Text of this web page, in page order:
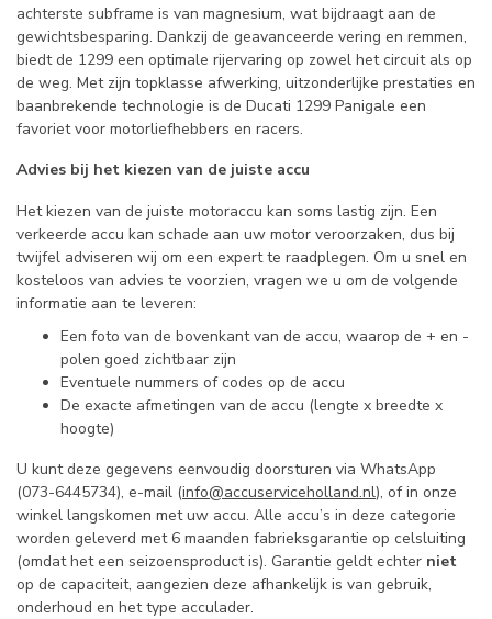
achterste subframe is van magnesium, wat bijdraagt aan de
gewichtsbesparing. Dankzij de geavanceerde vering en remmen,
biedt de 1299 een optimale rijervaring op zowel het circuit als op
de weg. Met zijn topklasse afwerking, uitzonderlijke prestaties en
baanbrekende technologie is de Ducati 1299 Panigale een
favoriet voor motorliefhebbers en racers.
Advies bij het kiezen van de juiste accu
Het kiezen van de juiste motoraccu kan soms lastig zijn. Een
verkeerde accu kan schade aan uw motor veroorzaken, dus bij
twijfel adviseren wij om een expert te raadplegen. Om u snel en
kosteloos van advies te voorzien, vragen we u om de volgende
informatie aan te leveren:
Een foto van de bovenkant van de accu, waarop de + en -
polen goed zichtbaar zijn
Eventuele nummers of codes op de accu
De exacte afmetingen van de accu (lengte x breedte x
hoogte)
U kunt deze gegevens eenvoudig doorsturen via WhatsApp
(073-6445734), e-mail (info@accuserviceholland.nl), of in onze
winkel langskomen met uw accu. Alle accu’s in deze categorie
worden geleverd met 6 maanden fabrieksgarantie op celsluiting
(omdat het een seizoensproduct is). Garantie geldt echter niet
op de capaciteit, aangezien deze afhankelijk is van gebruik,
onderhoud en het type acculader.